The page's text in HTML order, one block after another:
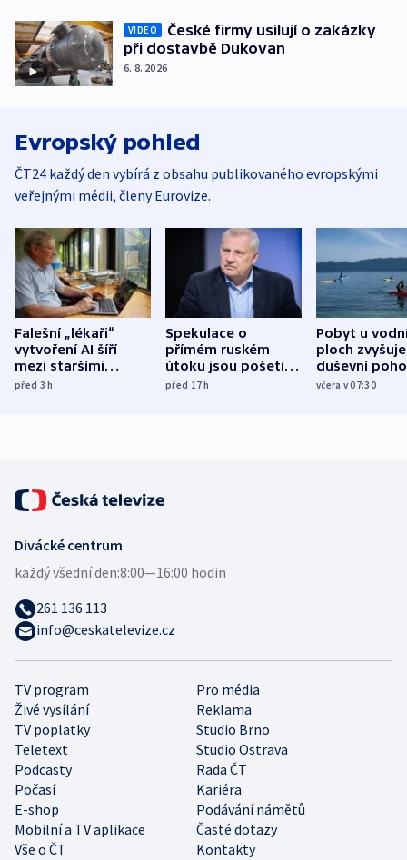
VIDEO
České firmy usilují o zakázky
při dostavbě Dukovan
6. 8. 2026
Evropský pohled
ČT24 každý den vybírá z obsahu publikovaného evropskými
veřejnými médii, členy Eurovize.
Falešní „lékaři“
vytvoření AI šíří
mezi staršími
Poláky nebezpečné
před 3h
Spekulace o
přímém ruském
útoku jsou pošetilé,
míní estonský
před 17h
Pobyt u
ploch zvyšuje
duševní
ukázala
včera v 07:30
TV program
Pro média
Živé vysílání
Reklama
TV poplatky
Studio Brno
Teletext
Studio Ostrava
Podcasty
Rada ČT
Počasí
Kariéra
E-shop
Podávání námětů
Mobilní a TV aplikace
Časté dotazy
Vše o ČT
Kontakty
Divácké centrum
každý všední den:8:00—16:00 hodin
261 136 113
info@ceskatelevize.cz